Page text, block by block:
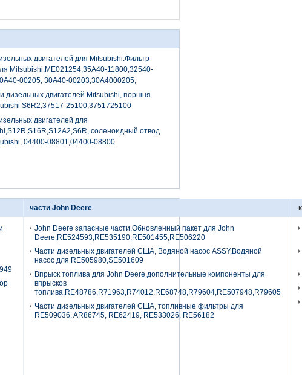
двигателей для Mitsubishi.Фильтр
Mitsubishi,ME021254,35A40-11800,32540-
00205, 30A40-00203,30A4000205,
дизельных двигателей Mitsubishi, поршня
S6R2,37517-25100,3751725100
двигателей для
соленоидный отвод
04400-08801,04400-08800
части John Deere
John Deere запасные части,Обновленный пакет для John
Deere,RE524593,RE535190,RE501455,RE506220
Части дизельных двигателей США, Водяной насос ASSY,Водяной
насос для RE505980,SE501609
Впрыск топлива для John Deere,дополнительные компоненты для
впрысков
топлива,RE48786,R71963,R74012,RE68748,R79604,RE507948,R79605
Части дизельных двигателей США, топливные фильтры для
RE509036, AR86745, RE62419, RE533026, RE56182